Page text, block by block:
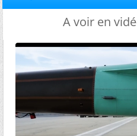
A voir en